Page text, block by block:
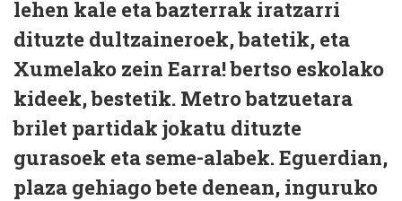
lehen kale eta bazterrak iratzarri
dituzte dultzaineroek, batetik, eta
Xumelako zein Earra! bertso eskolako
kideek, bestetik. Metro batzuetara
brilet partidak jokatu dituzte
gurasoek eta seme-alabek. Eguerdian,
plaza gehiago bete denean, inguruko